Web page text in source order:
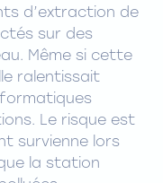
d’extraction de
sur des
Même si cette
ralentissait
Le risque est
survienne lors
la station